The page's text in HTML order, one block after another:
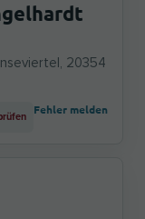
20354
Fehler melden